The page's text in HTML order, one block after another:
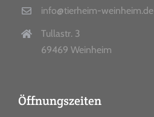
info@tierheim-weinheim.de
Tullastr. 3
69469 Weinheim
Öffnungszeiten